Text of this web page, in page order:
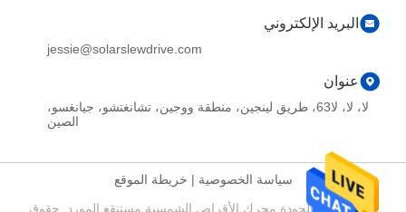
البريد الإلكتروني
jessie@solarslewdrive.com
عنوان
لا، لا، لا63، طريق لينجين، منطقة ووجين، تشانغتشو، جيانغسو،
الصين
سياسة الخصوصية| خريطة الموقع
الصين جيدة الجودة محرك الأقراص الشمسية مستنقع المورد. حقوق